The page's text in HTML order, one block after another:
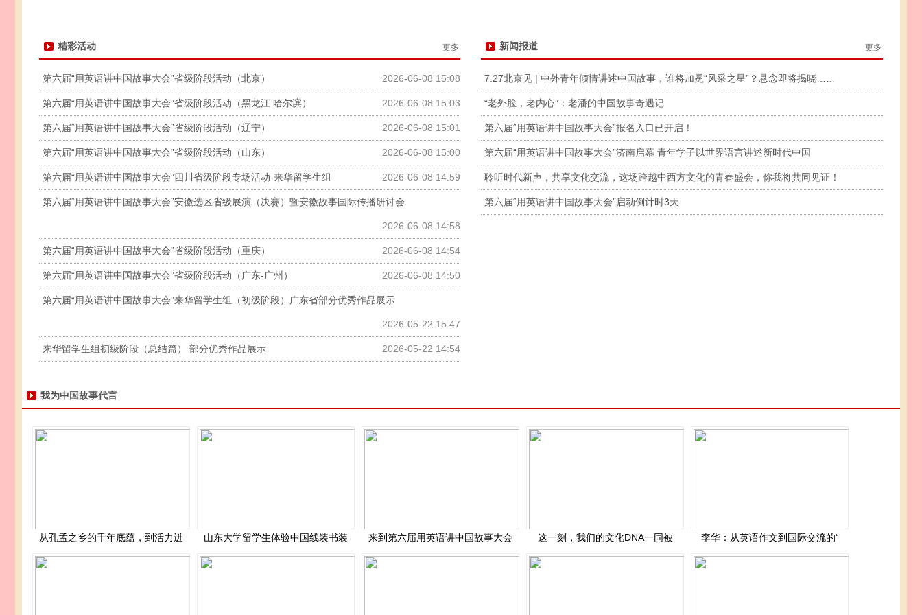
精彩活动 更多
第六届“用英语讲中国故事大会”省级阶段活动（北京） 2026-06-08 15:08
第六届“用英语讲中国故事大会”省级阶段活动（黑龙江 哈尔滨） 2026-06-08 15:03
第六届“用英语讲中国故事大会”省级阶段活动（辽宁） 2026-06-08 15:01
第六届“用英语讲中国故事大会”省级阶段活动（山东） 2026-06-08 15:00
第六届“用英语讲中国故事大会”四川省级阶段专场活动-来华留学生组 2026-06-08 14:59
第六届“用英语讲中国故事大会”安徽选区省级展演（决赛）暨安徽故事国际传播研讨会
2026-06-08 14:58
第六届“用英语讲中国故事大会”省级阶段活动（重庆） 2026-06-08 14:54
第六届“用英语讲中国故事大会”省级阶段活动（广东-广州） 2026-06-08 14:50
第六届“用英语讲中国故事大会”来华留学生组（初级阶段）广东省部分优秀作品展示
2026-05-22 15:47
来华留学生组初级阶段（总结篇） 部分优秀作品展示 2026-05-22 14:54
新闻报道 更多
7.27北京见 | 中外青年倾情讲述中国故事，谁将加冕“风采之星”？悬念即将揭晓……
“老外脸，老内心”：老潘的中国故事奇遇记
第六届“用英语讲中国故事大会”报名入口已开启！
第六届“用英语讲中国故事大会”济南启幕 青年学子以世界语言讲述新时代中国
聆听时代新声，共享文化交流，这场跨越中西方文化的青春盛会，你我将共同见证！
第六届“用英语讲中国故事大会”启动倒计时3天
我为中国故事代言
从孔孟之乡的千年底蕴，到活力迸 山东大学留学生体验中国线装书装 来到第六届用英语讲中国故事大会 这一刻，我们的文化DNA一同被 李华：从英语作文到国际交流的“